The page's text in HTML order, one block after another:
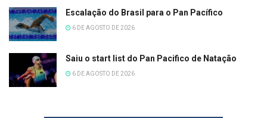
Escalação do Brasil para o Pan Pacífico
6 DE AGOSTO DE 2026
Saiu o start list do Pan Pacifico de Natação
6 DE AGOSTO DE 2026